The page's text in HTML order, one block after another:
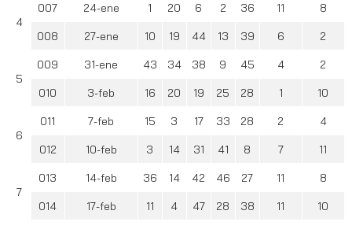
4
007 24-ene 1 20 6 2 36 11 8
008 27-ene 10 19 44 13 39 6 2
5
009 31-ene 43 34 38 9 45 4 2
010 3-feb 16 20 19 25 28 1 10
6
011 7-feb 15 3 17 33 28 2 4
012 10-feb 3 14 31 41 8 7 11
7
013 14-feb 36 14 42 46 27 11 8
014 17-feb 11 4 47 28 38 11 10